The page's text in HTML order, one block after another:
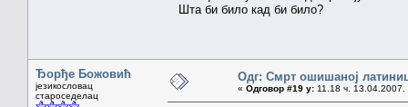
Шта би било кад би било?
Ђорђе Божовић
језикословац
староседелац
Одг: Смрт ошишаној
« Одговор #19 у: 11.18 ч. 13.04.2007.